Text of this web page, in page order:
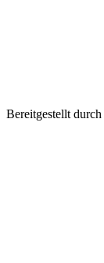
Bereitgestellt durch